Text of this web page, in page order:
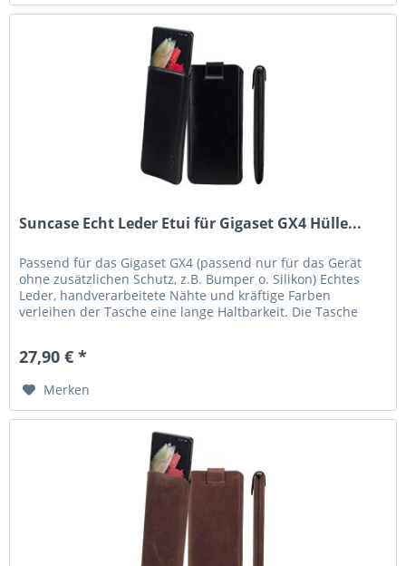
Suncase Echt Leder Etui für Gigaset GX4 Hülle...
Passend für das Gigaset GX4 (passend nur für das Gerät
ohne zusätzlichen Schutz, z.B. Bumper o. Silikon) Echtes
Leder, handverarbeitete Nähte und kräftige Farben
verleihen der Tasche eine lange Haltbarkeit. Die Tasche
27,90 € *
Merken